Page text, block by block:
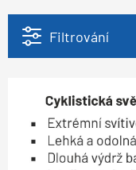
Filtrování